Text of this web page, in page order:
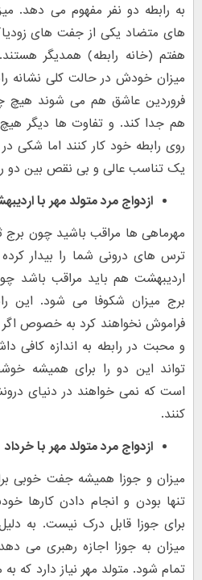
به رابطه دو نفر مفهوم می دهد.
های متضاد یکی از جفت های
هفتم (خانه رابطه) همدیگر هستند.
میزان خودش در حالت کلی نشانه
فروردین عاشق هم می شوند هیچ
هم جدا کند. و تفاوت ها دیگر هیچ
روی رابطه خود کار کنند اما شکی
یک تناسب عالی و بی نقص بین دو
ازدواج مرد متولد مهر با
مهرماهی ها مراقب باشید چون برج
ترس های درونی شما را بیدار کرده
اردیبهشت هم باید مراقب باشد
برج میزان شکوفا می شود. این
فراموش نخواهند کرد به خصوص
و محبت در رابطه به اندازه کافی
تواند این دو را برای همیشه
است که نمی خواهند در دنیای
کنند.
ازدواج مرد متولد مهر باخرداد
میزان و جوزا همیشه جفت خوبی
تنها بودن و انجام دادن کارها
برای جوزا قابل درک نیست. به
میزان به جوزا اجازه رهبری می
تمام شود. متولد مهر نیاز دارد که به